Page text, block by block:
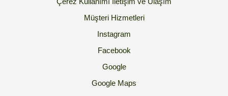
Müşteri Hizmetleri
Instagram
Facebook
Google
Google Maps